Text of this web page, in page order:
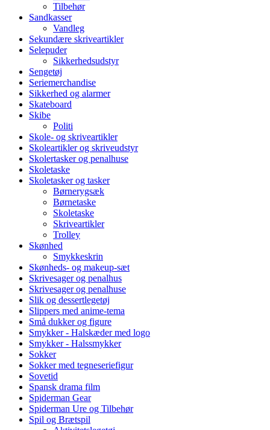
Tilbehør
Sandkasser
Vandleg
Sekundære skriveartikler
Selepuder
Sikkerhedsudstyr
Sengetøj
Seriemerchandise
Sikkerhed og alarmer
Skateboard
Skibe
Politi
Skole- og skriveartikler
Skoleartikler og skriveudstyr
Skolertasker og penalhuse
Skoletaske
Skoletasker og tasker
Børnerygsæk
Børnetaske
Skoletaske
Skriveartikler
Trolley
Skønhed
Smykkeskrin
Skønheds- og makeup-sæt
Skrivesager og penalhus
Skrivesager og penalhuse
Slik og dessertlegetøj
Slippers med anime-tema
Små dukker og figure
Smykker - Halskæder med logo
Smykker - Halssmykker
Sokker
Sokker med tegneseriefigur
Sovetid
Spansk drama film
Spiderman Gear
Spiderman Ure og Tilbehør
Spil og Brætspil